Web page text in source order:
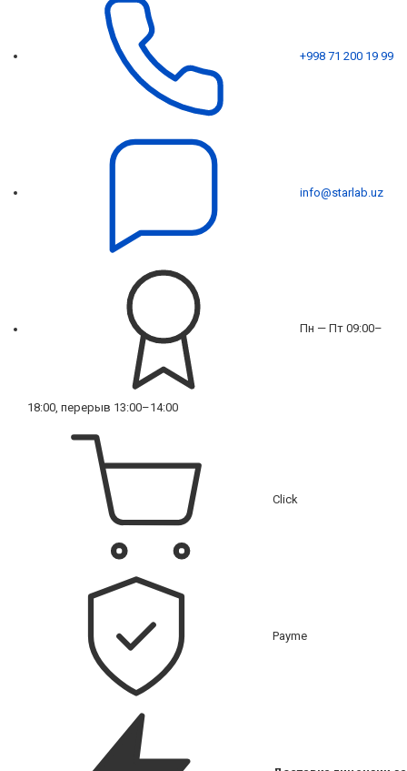
+998 71 200 19 99
info@starlab.uz
Пн — Пт 09:00–
18:00, перерыв 13:00–14:00
Click
Payme